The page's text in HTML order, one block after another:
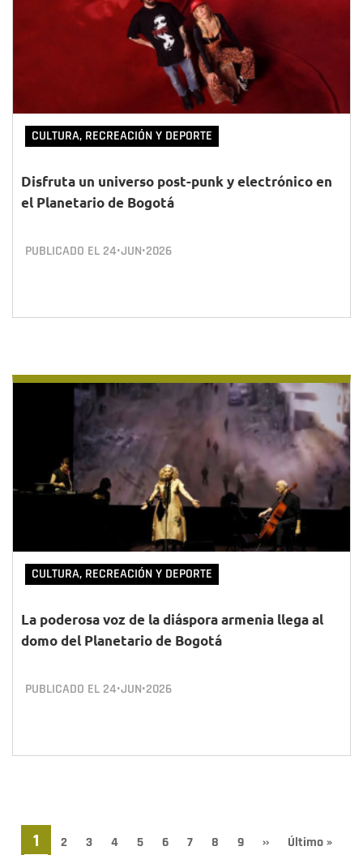
CULTURA, RECREACIÓN Y DEPORTE
Disfruta un universo post-punk y electrónico en
el Planetario de Bogotá
PUBLICADO EL 24•JUN•2026
CULTURA, RECREACIÓN Y DEPORTE
La poderosa voz de la diáspora armenia llega al
domo del Planetario de Bogotá
PUBLICADO EL 24•JUN•2026
Paginación
Página
1 Page
2 Page
3 Page
4 Page
5 Page
6 Page
7 Page
8 Page
9
Siguiente
››
Última
Último »